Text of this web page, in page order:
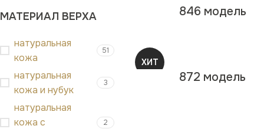
МАТЕРИАЛ ВЕРХА
натуральная
кожа
51
натуральная
кожа и нубук
3
натуральная
кожа с
2
846 модель
ХИТ
872 модель